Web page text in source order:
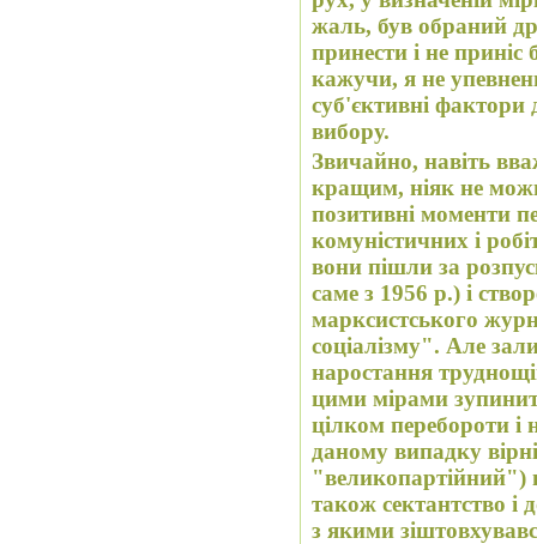
жаль, був обраний
принести і не приніс
кажучи, я не
суб'єктивні фактори
вибору.
Звичайно, навіть
кращим, ніяк не
позитивні моменти
комуністичних і
вони пішли за
саме з 1956 р.) і створення в 1958 році міжнародного
марксистського
соціалізму". Але
наростання
цими мірами
цілком перебороти
даному випадку
"великопартійний")
також сектантство і
з якими